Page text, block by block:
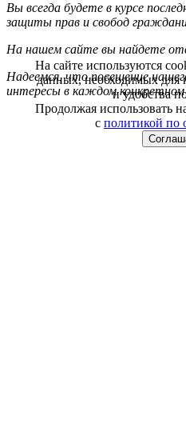
Вы всегда будете в курсе
защиты прав и свобод
На нашем сайте вы найдете
Надеемся, что посещение
интересы в каждом конкретном
На сайте используются
данных, необходимых для
и удобства
Продолжая использовать
с политикой по